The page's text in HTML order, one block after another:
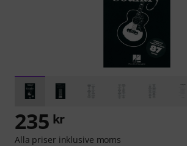
235 kr
Alla priser inklusive moms